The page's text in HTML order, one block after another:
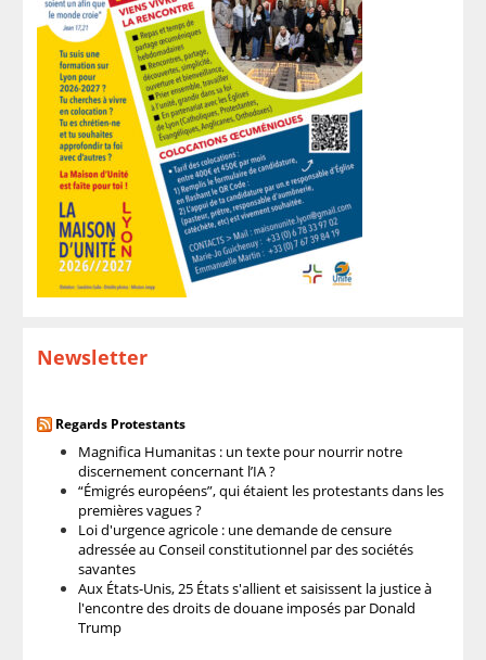
Newsletter
Regards Protestants
Magnifica Humanitas : un texte pour nourrir notre
discernement concernant l’IA ?
“Émigrés européens”, qui étaient les protestants dans les
premières vagues ?
Loi d'urgence agricole : une demande de censure
adressée au Conseil constitutionnel par des sociétés
savantes
Aux États-Unis, 25 États s'allient et saisissent la justice à
l'encontre des droits de douane imposés par Donald
Trump